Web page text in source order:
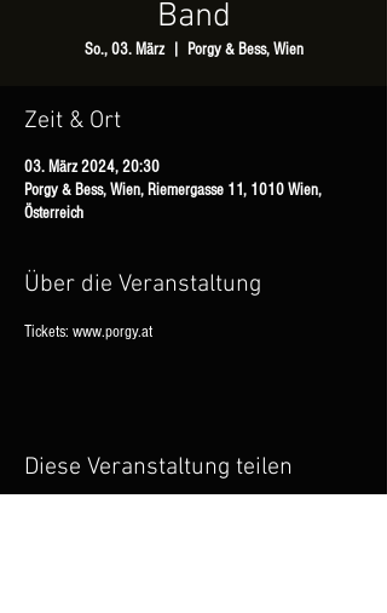
Band
So., 03. März
  |
Porgy & Bess, Wien
Zeit & Ort
03. März 2024, 20:30
Porgy & Bess, Wien, Riemergasse 11, 1010 Wien,
Österreich
Über die Veranstaltung
Tickets: www.porgy.at
Diese Veranstaltung teilen